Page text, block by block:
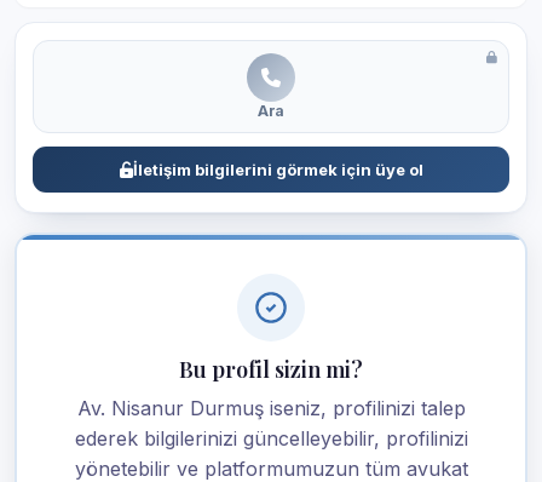
Ara
İletişim bilgilerini görmek için üye ol
Bu profil sizin mi?
Av. Nisanur Durmuş iseniz, profilinizi talep
ederek bilgilerinizi güncelleyebilir, profilinizi
yönetebilir ve platformumuzun tüm avukat